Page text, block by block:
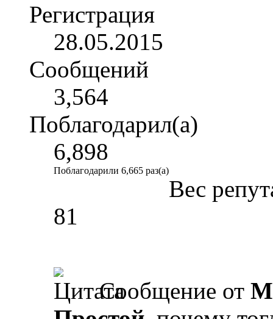
Регистрация
28.05.2015
Сообщений
3,564
Поблагодарил(а)
6,898
Поблагодарили 6,665 раз(а)
Вес
81
Сообщение от